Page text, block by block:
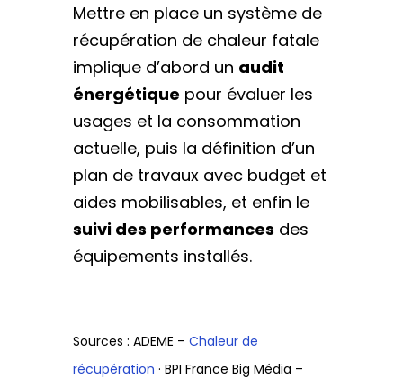
Mettre en place un système de
récupération de chaleur fatale
implique d’abord un audit
énergétique pour évaluer les
usages et la consommation
actuelle, puis la définition d’un
plan de travaux avec budget et
aides mobilisables, et enfin le
suivi des performances des
équipements installés.
Sources : ADEME – Chaleur de
récupération · BPI France Big Média –